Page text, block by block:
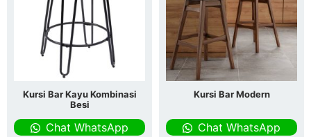
Kursi Bar Kayu Kombinasi
Besi
Chat WhatsApp
Kursi Bar Modern
Chat WhatsApp